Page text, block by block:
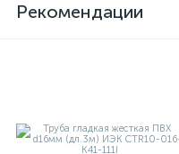
Рекомендации